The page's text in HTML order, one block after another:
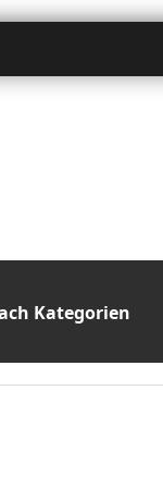
Kategorien